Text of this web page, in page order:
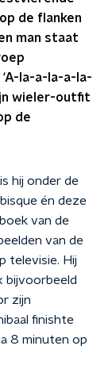
de flanken
man staat
la-a-la-a-la-
wieler-outfit
de
hij onder de
én deze
van de
van de
televisie. Hij
bijvoorbeeld
zijn
finishte
8 minuten op